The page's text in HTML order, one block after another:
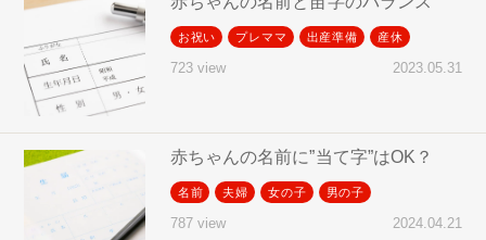
お祝い プレママ 出産準備 産休
723 view 2023.05.31
赤ちゃんの名前に”当て字”はOK？
名前 夫婦 女の子 男の子
787 view 2024.04.21